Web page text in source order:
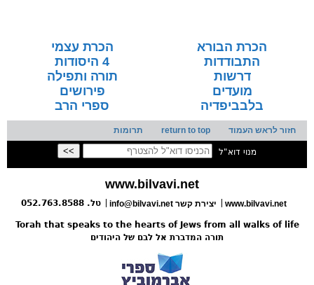
הכרת הבורא
הכרת עצמי
התבודדות
4 היסודות
דרשות
תורה ותפילה
מועדים
פירושים
בלבביפדיה
ספרי הרב
חזור לראש העמוד return to top תרומות
מנוי דוא"ל
www.bilvavi.net
www.bilvavi.net info@bilvavi.net יצירת קשר טל. 052.763.8588
Torah that speaks to the hearts of Jews from all walks of life
תורה המדברת אל לבם של היהודים